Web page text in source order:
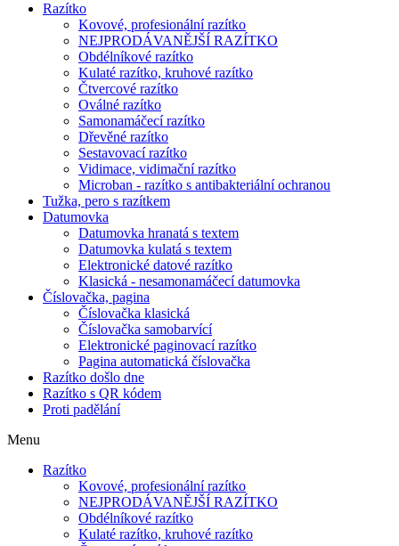
Razítko
Kovové, profesionální razítko
NEJPRODÁVANĚJŠÍ RAZÍTKO
Obdélníkové razítko
Kulaté razítko, kruhové razítko
Čtvercové razítko
Oválné razítko
Samonamáčecí razítko
Dřevěné razítko
Sestavovací razítko
Vidimace, vidimační razítko
Microban - razítko s antibakteriální ochranou
Tužka, pero s razítkem
Datumovka
Datumovka hranatá s textem
Datumovka kulatá s textem
Elektronické datové razítko
Klasická - nesamonamáčecí datumovka
Číslovačka, pagina
Číslovačka klasická
Číslovačka samobarvící
Elektronické paginovací razítko
Pagina automatická číslovačka
Razítko došlo dne
Razítko s QR kódem
Proti padělání
Menu
Razítko
Kovové, profesionální razítko
NEJPRODÁVANĚJŠÍ RAZÍTKO
Obdélníkové razítko
Kulaté razítko, kruhové razítko